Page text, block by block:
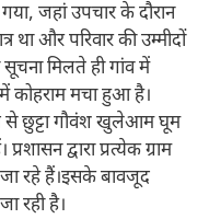
जहां उपचार के दौरान
था और परिवार की उम्मीदों
सूचना मिलते ही गांव में
कोहराम मचा हुआ है।
से छुट्टा गौवंश खुलेआम घूम
द्वारा प्रत्येक ग्राम
रहे हैं।इसके बावजूद
रही है।